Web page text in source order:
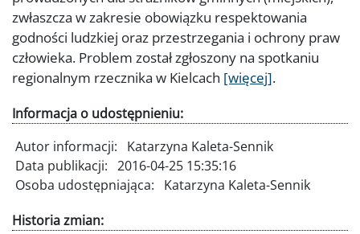
zwłaszcza w zakresie obowiązku respektowania
godności ludzkiej oraz przestrzegania i ochrony praw
człowieka. Problem został zgłoszony na spotkaniu
regionalnym rzecznika w Kielcach [więcej].
Informacja o udostępnieniu:
Autor informacji:
Katarzyna Kaleta-Sennik
Data publikacji: 2016-04-25 15:35:16
Osoba udostępniająca:
Katarzyna Kaleta-Sennik
Historia zmian: